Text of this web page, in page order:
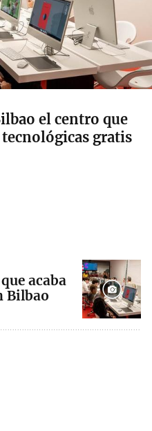
el centro que
gratis
acaba
Bilbao